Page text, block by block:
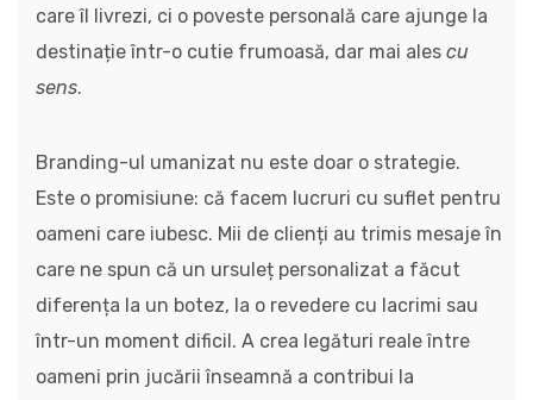
care îl livrezi, ci o poveste personală care ajunge la
destinație într-o cutie frumoasă, dar mai ales cu
sens.
Branding-ul umanizat nu este doar o strategie.
Este o promisiune: că facem lucruri cu suflet pentru
oameni care iubesc. Mii de clienți au trimis mesaje în
care ne spun că un ursuleț personalizat a făcut
diferența la un botez, la o revedere cu lacrimi sau
într-un moment dificil. A crea legături reale între
oameni prin jucării înseamnă a contribui la